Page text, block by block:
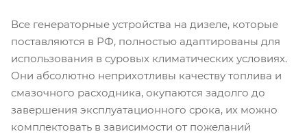
Все генераторные устройства на дизеле, которые
поставляются в РФ, полностью адаптированы для
использования в суровых климатических условиях.
Они абсолютно неприхотливы качеству топлива и
смазочного расходника, окупаются задолго до
завершения эксплуатационного срока, их можно
комплектовать в зависимости от пожеланий